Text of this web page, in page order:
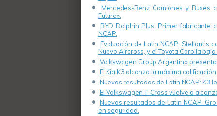
Mercedes-Benz Camiones y Buses
Futuro».
BYD Dolphin Plus: Primer fabricante
NCAP.
Evaluación de Latin NCAP: Stellantis
Nuevo Aircross, y el Toyota Corolla
Volkswagen Group Argentina
El Kia K3 alcanza la máxima
Nuevos resultados de Latin NCAP: K3
El Volkswagen T-Cross vuelve a
Nuevos resultados de Latin NCAP:
en seguridad.